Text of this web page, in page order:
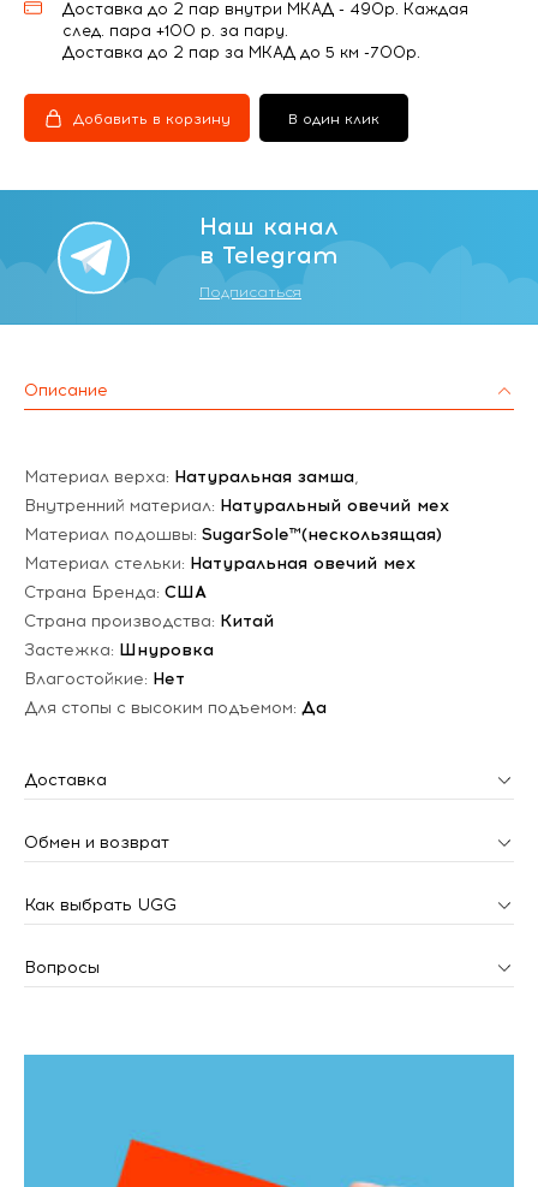
Доставка до 2 пар внутри МКАД - 490р. Каждая
след. пара +100 р. за пару.
Доставка до 2 пар за МКАД до 5 км -700р.
Добавить в корзину В один клик
Наш канал
в Telegram
Подписаться
Описание
Материал верха: Натуральная замша,
Внутренний материал: Натуральный овечий мех
Материал подошвы: SugarSole™(нескользящая)
Материал стельки: Натуральная овечий мех
Страна Бренда: США
Страна производства: Китай
Застежка: Шнуровка
Влагостойкие: Нет
Для стопы с высоким подъемом: Да
Доставка
Обмен и возврат
Как выбрать UGG
Вопросы